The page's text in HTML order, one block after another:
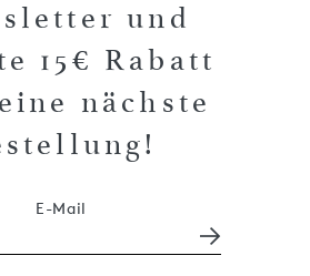
und
15€ Rabatt
nächste
E-Mail